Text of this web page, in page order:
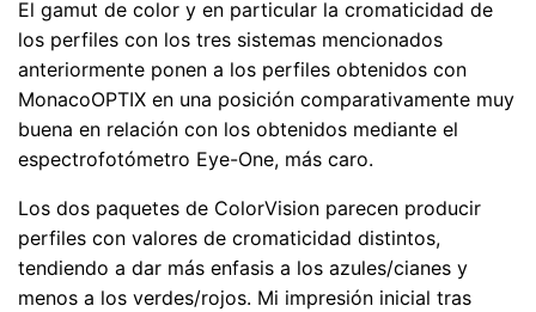
El gamut de color y en particular la cromaticidad de
los perfiles con los tres sistemas mencionados
anteriormente ponen a los perfiles obtenidos con
MonacoOPTIX en una posición comparativamente muy
buena en relación con los obtenidos mediante el
espectrofotómetro Eye-One, más caro.
Los dos paquetes de ColorVision parecen producir
perfiles con valores de cromaticidad distintos,
tendiendo a dar más enfasis a los azules/cianes y
menos a los verdes/rojos. Mi impresión inicial tras